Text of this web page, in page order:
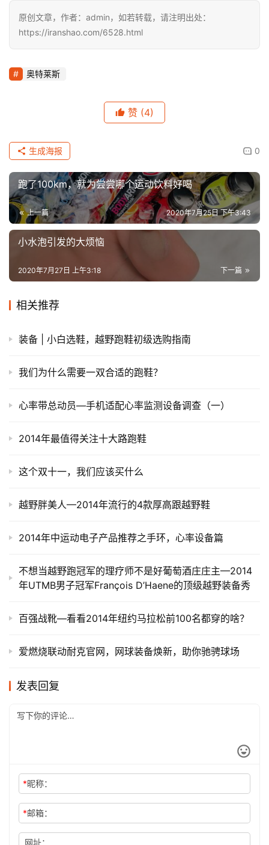
原创文章，作者：admin，如若转载，请注明出处：
https://iranshao.com/6528.html
奥特莱斯
赞 (4)
0
生成海报
跑了100km，就为尝尝哪个运动饮料好喝
上一篇 2020年7月25日 下午3:43
小水泡引发的大烦恼
下一篇
2020年7月27日 上午3:18
相关推荐
装备 | 小白选鞋，越野跑鞋初级选购指南
我们为什么需要一双合适的跑鞋？
心率带总动员—手机适配心率监测设备调查（一）
2014年最值得关注十大路跑鞋
这个双十一，我们应该买什么
越野胖美人—2014年流行的4款厚高跟越野鞋
2014年中运动电子产品推荐之手环，心率设备篇
不想当越野跑冠军的理疗师不是好葡萄酒庄庄主—2014
年UTMB男子冠军François D’Haene的顶级越野装备秀
百强战靴—看看2014年纽约马拉松前100名都穿的啥？
爱燃烧联动耐克官网，网球装备焕新，助你驰骋球场​
发表回复
*昵称：
*邮箱：
网址：